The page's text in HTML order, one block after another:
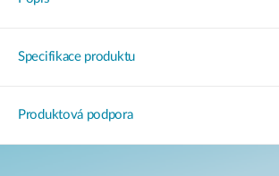
Specifikace produktu
Produktová podpora